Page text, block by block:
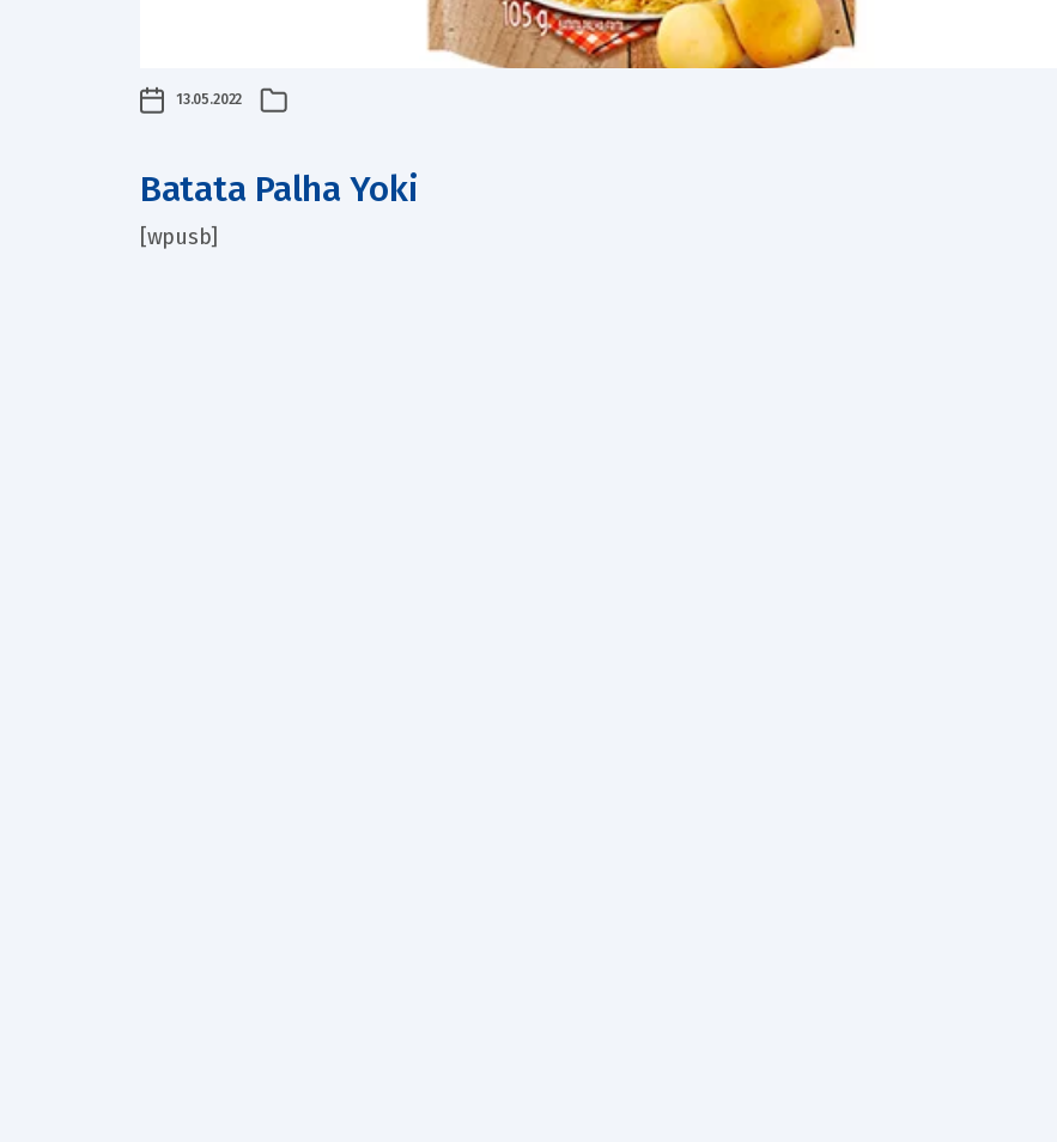
13.05.2022
Batata Palha Yoki
[wpusb]